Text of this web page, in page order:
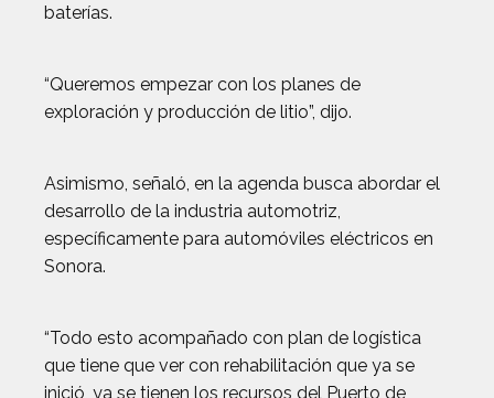
baterías.
“Queremos empezar con los planes de
exploración y producción de litio”, dijo.
Asimismo, señaló, en la agenda busca abordar el
desarrollo de la industria automotriz,
específicamente para automóviles eléctricos en
Sonora.
“Todo esto acompañado con plan de logística
que tiene que ver con rehabilitación que ya se
inició, ya se tienen los recursos del Puerto de